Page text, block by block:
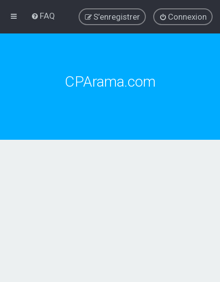
FAQ Connexion
S’enregistrer
CPArama.com